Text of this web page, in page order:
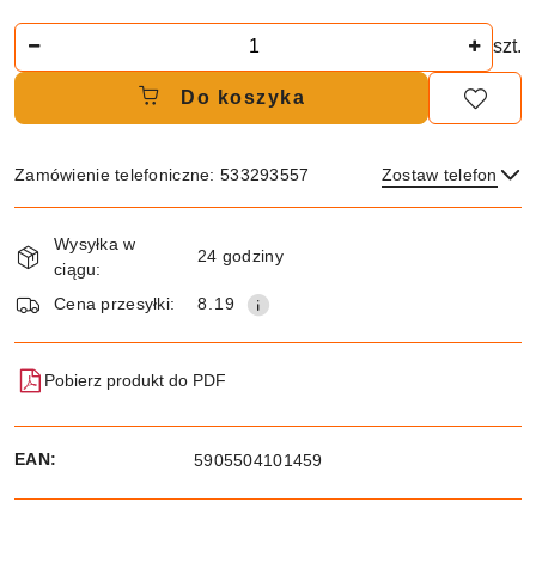
szt.
Do koszyka
Zamówienie telefoniczne: 533293557 Zostaw telefon
i
dostawa
Wysyłka w
ciągu:
24 godziny
Cena przesyłki: 8.19
Pobierz produkt do PDF
EAN: 5905504101459